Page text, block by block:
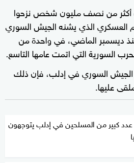
أكثر من نصف مليون شخص نزحوا
العسكري الذي يشنه الجيش السوري
ديسمبر الماضي، في واحدة من
السورية التي اتمت عامها التاسع.
الجيش السوري في إدلب، فإن ذلك
عليها.
عدد كبير من المسلحين في إدلب يتوجهون